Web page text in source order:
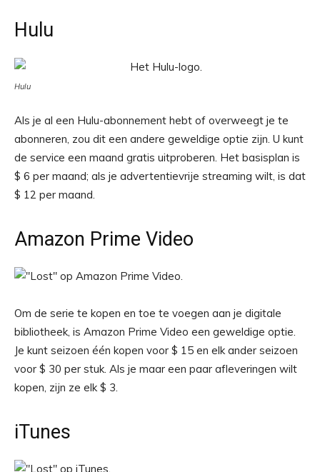
Hulu
Hulu
Als je al een Hulu-abonnement hebt of overweegt je te
abonneren, zou dit een andere geweldige optie zijn. U kunt
de service een maand gratis uitproberen. Het basisplan is
$ 6 per maand; als je advertentievrije streaming wilt, is dat
$ 12 per maand.
Amazon Prime Video
Om de serie te kopen en toe te voegen aan je digitale
bibliotheek, is Amazon Prime Video een geweldige optie.
Je kunt seizoen één kopen voor $ 15 en elk ander seizoen
voor $ 30 per stuk. Als je maar een paar afleveringen wilt
kopen, zijn ze elk $ 3.
iTunes